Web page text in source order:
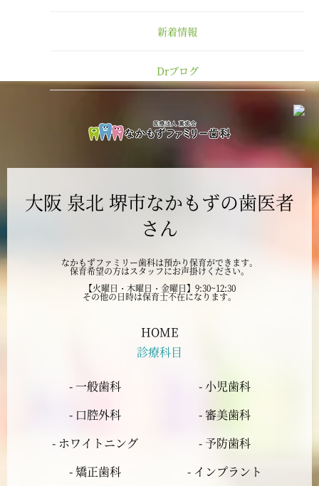
2024年12月
2024年11月
2024年9月
2024年8月
2024年7月
2024年5月
2024年2月
新着情報
Drブログ
大阪 泉北 堺市なかもずの歯医者
さん
なかもずファミリー歯科は預かり保育ができます。
保育希望の方はスタッフにお声掛けください。
【火曜日・木曜日・金曜日】9:30~12:30
その他の日時は保育士不在になります。
HOME
診療科目
- 一般歯科
- 小児歯科
- 口腔外科
- 審美歯科
- ホワイトニング
- 予防歯科
- 矯正歯科
- インプラント